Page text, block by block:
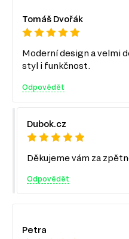
Jednolůžkové postele
Manželské postele
Šatní panely do předsíně
Šatní skříň
Nástěnné police a skříňky
Kancelářské stoly
Tomáš Dvořák
Moderní design a velmi
styl i funkčnost.
Odpovědět
Dubok.cz
Děkujeme vám za
Odpovědět
Petra